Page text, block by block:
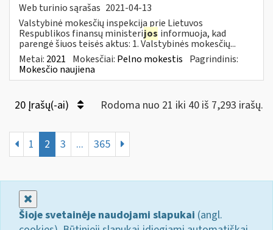
Web turinio sąrašas 2021-04-13
Valstybinė mokesčių inspekcija prie Lietuvos
Respublikos finansų ministerijos informuoja, kad
parengė šiuos teisės aktus: 1. Valstybinės mokesčių...
Metai: 2021 Mokesčiai: Pelno mokestis Pagrindinis:
Mokesčio naujiena
20 Įrašų(-ai) Rodoma nuo 21 iki 40 iš 7,293 irašų.
1 2 3 ... 365
Šioje svetainėje naudojami slapukai (angl.